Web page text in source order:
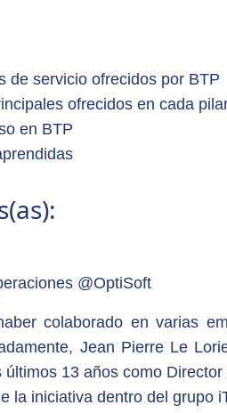
de servicio ofrecidos por BTP
ofrecidos en cada
en BTP
@OptiSoft
colaborado en varias
Jean Pierre Le
últimos 13 años como
la iniciativa dentro del grupo